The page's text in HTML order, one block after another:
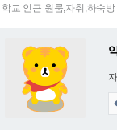
학교 인근 원룸,자취,하숙